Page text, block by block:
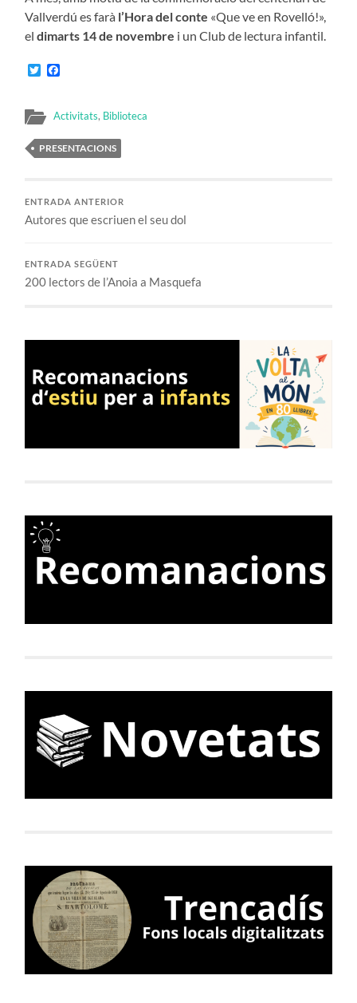
Vallverdú es farà l’Hora del conte «Que ve en Rovelló!»,
eldimarts 14 de novembre i un Club de lectura infantil.
Twitter
Activitats, Biblioteca
PRESENTACIONS
ENTRADA ANTERIOR
Autores que escriuen el seu dol
ENTRADA SEGÜENT
200 lectors de l’Anoia a Masquefa